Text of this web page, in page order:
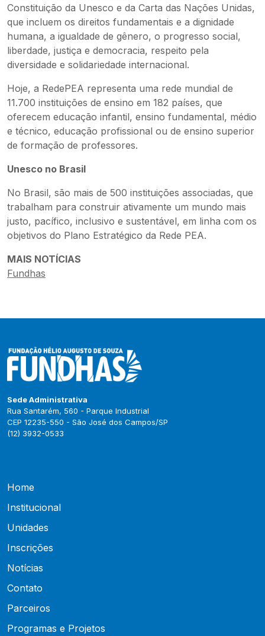
Constituição da Unesco e da Carta das Nações Unidas,
que incluem os direitos fundamentais e a dignidade
humana, a igualdade de gênero, o progresso social,
liberdade, justiça e democracia, respeito pela
diversidade e solidariedade internacional.
Hoje, a RedePEA representa uma rede mundial de
11.700 instituições de ensino em 182 países, que
oferecem educação infantil, ensino fundamental, médio
e técnico, educação profissional ou de ensino superior
de formação de professores.
Unesco no Brasil
No Brasil, são mais de 500 instituições associadas, que
trabalham para construir ativamente um mundo mais
justo, pacífico, inclusivo e sustentável, em linha com os
objetivos do Plano Estratégico da Rede PEA.
MAIS NOTÍCIAS
Fundhas
Sede Administrativa
Rua Santarém, 560 - Parque Industrial
CEP 12235-550 - São José dos Campos/SP
(12) 3932-0533
Home
Institucional
Unidades
Inscrições
Notícias
Contato
Parceiros
Programas e Projetos